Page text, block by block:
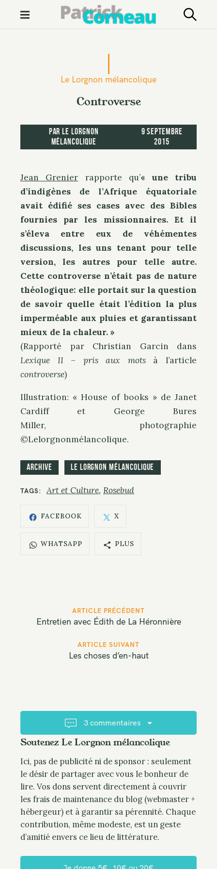
e
Le Lorgnon mélancolique
Controverse
par Le Lorgnon
mélancolique
9 septembre
2015
Jean Grenier rapporte qu’« une tribu
d’indigènes de l’Afrique équatoriale
avait édifié ses cases avec des Bibles
fournies par les missionnaires. Et il
s’éleva entre eux de véhémentes
discussions, les uns tenant pour telle
version, les autres pour telle autre.
Cette controverse n’était pas de nature
théologique: elle portait sur la question
de savoir quelle était l’édition la plus
imperméable aux pluies et garantissant
mieux de la chaleur. »
(Rapporté par Christian Garcin dans
Lexique II – pris aux motsà l’article
controverse)
Illustration: « House of books » de Janet
Cardiff et George Bures
Miller, photographie
©Lelorgnonmélancolique.
Archive Le Lorgnon mélancolique
TAGS Art et Culture Rosebud
FACEBOOK X
WHATSAPP PLUS
g
t
i
o
n
ARTICLE PRÉCÉDENT
Entretien avec Édith de La Héronnière
ARTICLE SUIVANT
Les choses d’en-haut
3 commentaires
Soutenez Le Lorgnon mélancolique
Ici, pas de publicité ni de sponsor : seulement
le désir de partager avec vous le bonheur de
lire. Vos dons servent directement à couvrir
les frais de maintenance du blog (webmaster +
hébergeur) et à garantir sa pérennité. Chaque
contribution, même modeste, est un geste
d’amitié envers ce lieu de littérature.